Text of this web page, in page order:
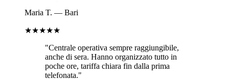
Maria T. — Bari
★★★★★
"Centrale operativa sempre raggiungibile,
anche di sera. Hanno organizzato tutto in
poche ore, tariffa chiara fin dalla prima
telefonata."